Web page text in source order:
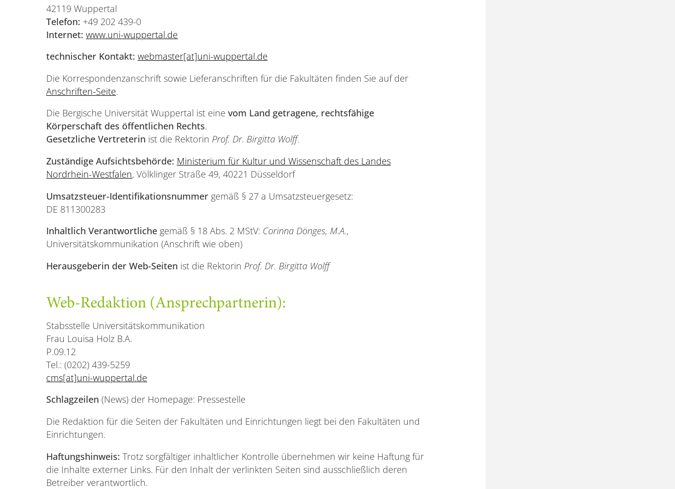
42119 Wuppertal
Telefon: +49 202 439-0
Internet: www.uni-wuppertal.de
technischer Kontakt: webmaster[at]uni-wuppertal.de
Die Korrespondenzanschrift sowie Lieferanschriften für die Fakultäten finden Sie auf der
Anschriften-Seite.
Die Bergische Universität Wuppertal ist eine vom Land getragene, rechtsfähige
Körperschaft des öffentlichen Rechts.
Gesetzliche Vertreterin ist die Rektorin Prof. Dr. Birgitta Wolff.
Zuständige Aufsichtsbehörde: Ministerium für Kultur und Wissenschaft des Landes
Nordrhein-Westfalen, Völklinger Straße 49, 40221 Düsseldorf
Umsatzsteuer-Identifikationsnummer gemäß § 27 a Umsatzsteuergesetz:
DE 811300283
Inhaltlich Verantwortliche gemäß § 18 Abs. 2 MStV: Corinna Dönges, M.A.,
Universitätskommunikation (Anschrift wie oben)
Herausgeberin der Web-Seiten ist die Rektorin Prof. Dr. Birgitta Wolff
Web-Redaktion (Ansprechpartnerin):
Stabsstelle Universitätskommunikation
Frau Louisa Holz B.A.
P.09.12
Tel.: (0202) 439-5259
cms[at]uni-wuppertal.de
Schlagzeilen (News) der Homepage: Pressestelle
Die Redaktion für die Seiten der Fakultäten und Einrichtungen liegt bei den Fakultäten und
Einrichtungen.
Haftungshinweis: Trotz sorgfältiger inhaltlicher Kontrolle übernehmen wir keine Haftung für
die Inhalte externer Links. Für den Inhalt der verlinkten Seiten sind ausschließlich deren
Betreiber verantwortlich.